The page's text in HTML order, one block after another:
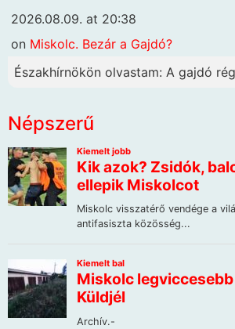
2026.08.09. at 20:38
on Miskolc. Bezár a Gajdó?
Északhírnökön olvastam: A gajdó
Népszerű